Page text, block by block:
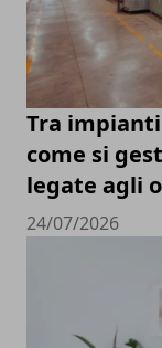
Tra
come si
legate agli
24/07/2026